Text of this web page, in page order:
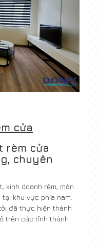
cửa
rèm cửa
chuyên
kinh doanh rèm, màn
khu vực phía nam.
đã thực hiện thành
trên các tỉnh thành